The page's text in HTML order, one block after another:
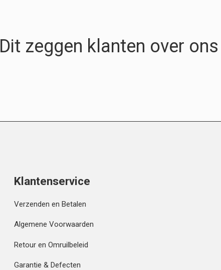
Dit zeggen klanten over ons
Klantenservice
Verzenden en Betalen
Algemene Voorwaarden
Retour en Omruilbeleid
Garantie & Defecten